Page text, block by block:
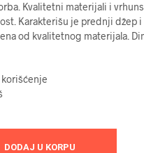
Kvalitetni materijali i
Karakterišu je prednji džep i
od kvalitetnog materijala.
korišćenje
DODAJ U KORPU